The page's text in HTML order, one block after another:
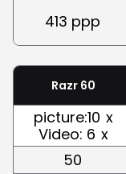
413 ppp
Razr 60
picture:10 x
Video: 6 x
50